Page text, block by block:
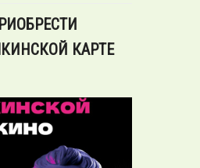
КАРТЕ